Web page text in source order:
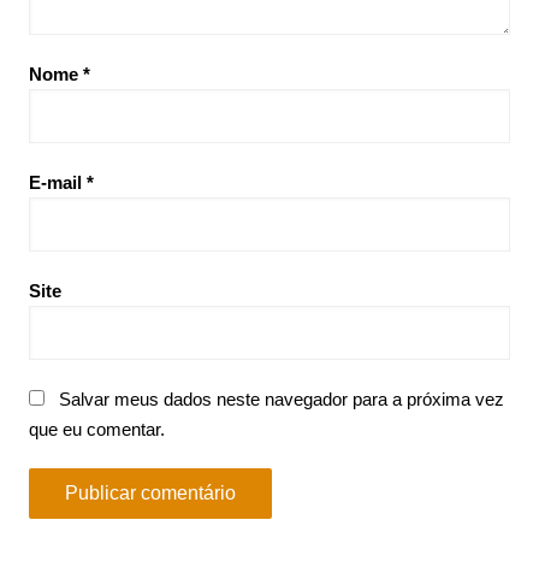
Nome *
E-mail *
Site
Salvar meus dados neste navegador para a próxima vez
que eu comentar.